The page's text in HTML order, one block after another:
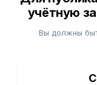
учётную
Вы должны